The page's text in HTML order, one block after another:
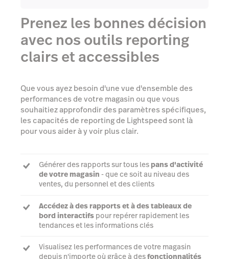
Prenez les bonnes décision
avec nos outils reporting
clairs et accessibles
Que vous ayez besoin d'une vue d'ensemble des
performances de votre magasin ou que vous
souhaitiez approfondir des paramètres spécifiques,
les capacités de reporting de Lightspeed sont là
pour vous aider à y voir plus clair.
Générer des rapports sur tous les pans d'activité
de votre magasin - que ce soit au niveau des
ventes, du personnel et des clients
Accédez à des rapports et à des tableaux de
bord interactifs pour repérer rapidement les
tendances et les informations clés
Visualisez les performances de votre magasin
depuis n'importe où grâce à desfonctionnalités